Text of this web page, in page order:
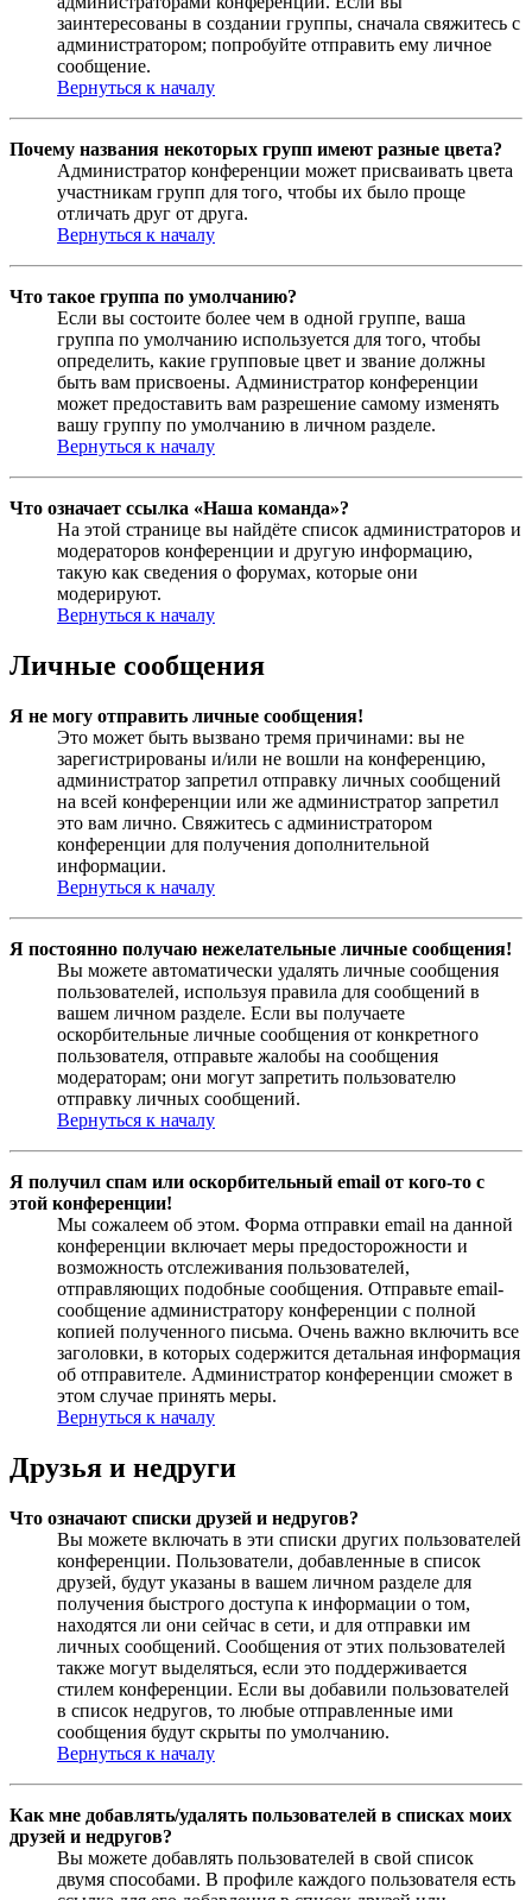
заинтересованы в создании группы, сначала свяжитесь с
администратором; попробуйте отправить ему личное
сообщение.
Вернуться к началу
Почему названия некоторых групп имеют разные цвета?
Администратор конференции может присваивать цвета
участникам групп для того, чтобы их было проще
отличать друг от друга.
Вернуться к началу
Что такое группа по умолчанию?
Если вы состоите более чем в одной группе, ваша
группа по умолчанию используется для того, чтобы
определить, какие групповые цвет и звание должны
быть вам присвоены. Администратор конференции
может предоставить вам разрешение самому изменять
вашу группу по умолчанию в личном разделе.
Вернуться к началу
Что означает ссылка «Наша команда»?
На этой странице вы найдёте список администраторов и
модераторов конференции и другую информацию,
такую как сведения о форумах, которые они
модерируют.
Вернуться к началу
Личные сообщения
Я не могу отправить личные сообщения!
Это может быть вызвано тремя причинами: вы не
зарегистрированы и/или не вошли на конференцию,
администратор запретил отправку личных сообщений
на всей конференции или же администратор запретил
это вам лично. Свяжитесь с администратором
конференции для получения дополнительной
информации.
Вернуться к началу
Я постоянно получаю нежелательные личные сообщения!
Вы можете автоматически удалять личные сообщения
пользователей, используя правила для сообщений в
вашем личном разделе. Если вы получаете
оскорбительные личные сообщения от конкретного
пользователя, отправьте жалобы на сообщения
модераторам; они могут запретить пользователю
отправку личных сообщений.
Вернуться к началу
Я получил спам или оскорбительный email от кого-то с
этой конференции!
Мы сожалеем об этом. Форма отправки email на данной
конференции включает меры предосторожности и
возможность отслеживания пользователей,
отправляющих подобные сообщения. Отправьте email-
сообщение администратору конференции с полной
копией полученного письма. Очень важно включить все
заголовки, в которых содержится детальная информация
об отправителе. Администратор конференции сможет в
этом случае принять меры.
Вернуться к началу
Друзья и недруги
Что означают списки друзей и недругов?
Вы можете включать в эти списки других пользователей
конференции. Пользователи, добавленные в список
друзей, будут указаны в вашем личном разделе для
получения быстрого доступа к информации о том,
находятся ли они сейчас в сети, и для отправки им
личных сообщений. Сообщения от этих пользователей
также могут выделяться, если это поддерживается
стилем конференции. Если вы добавили пользователей
в список недругов, то любые отправленные ими
сообщения будут скрыты по умолчанию.
Вернуться к началу
Как мне добавлять/удалять пользователей в списках моих
друзей и недругов?
Вы можете добавлять пользователей в свой список
двумя способами. В профиле каждого пользователя есть